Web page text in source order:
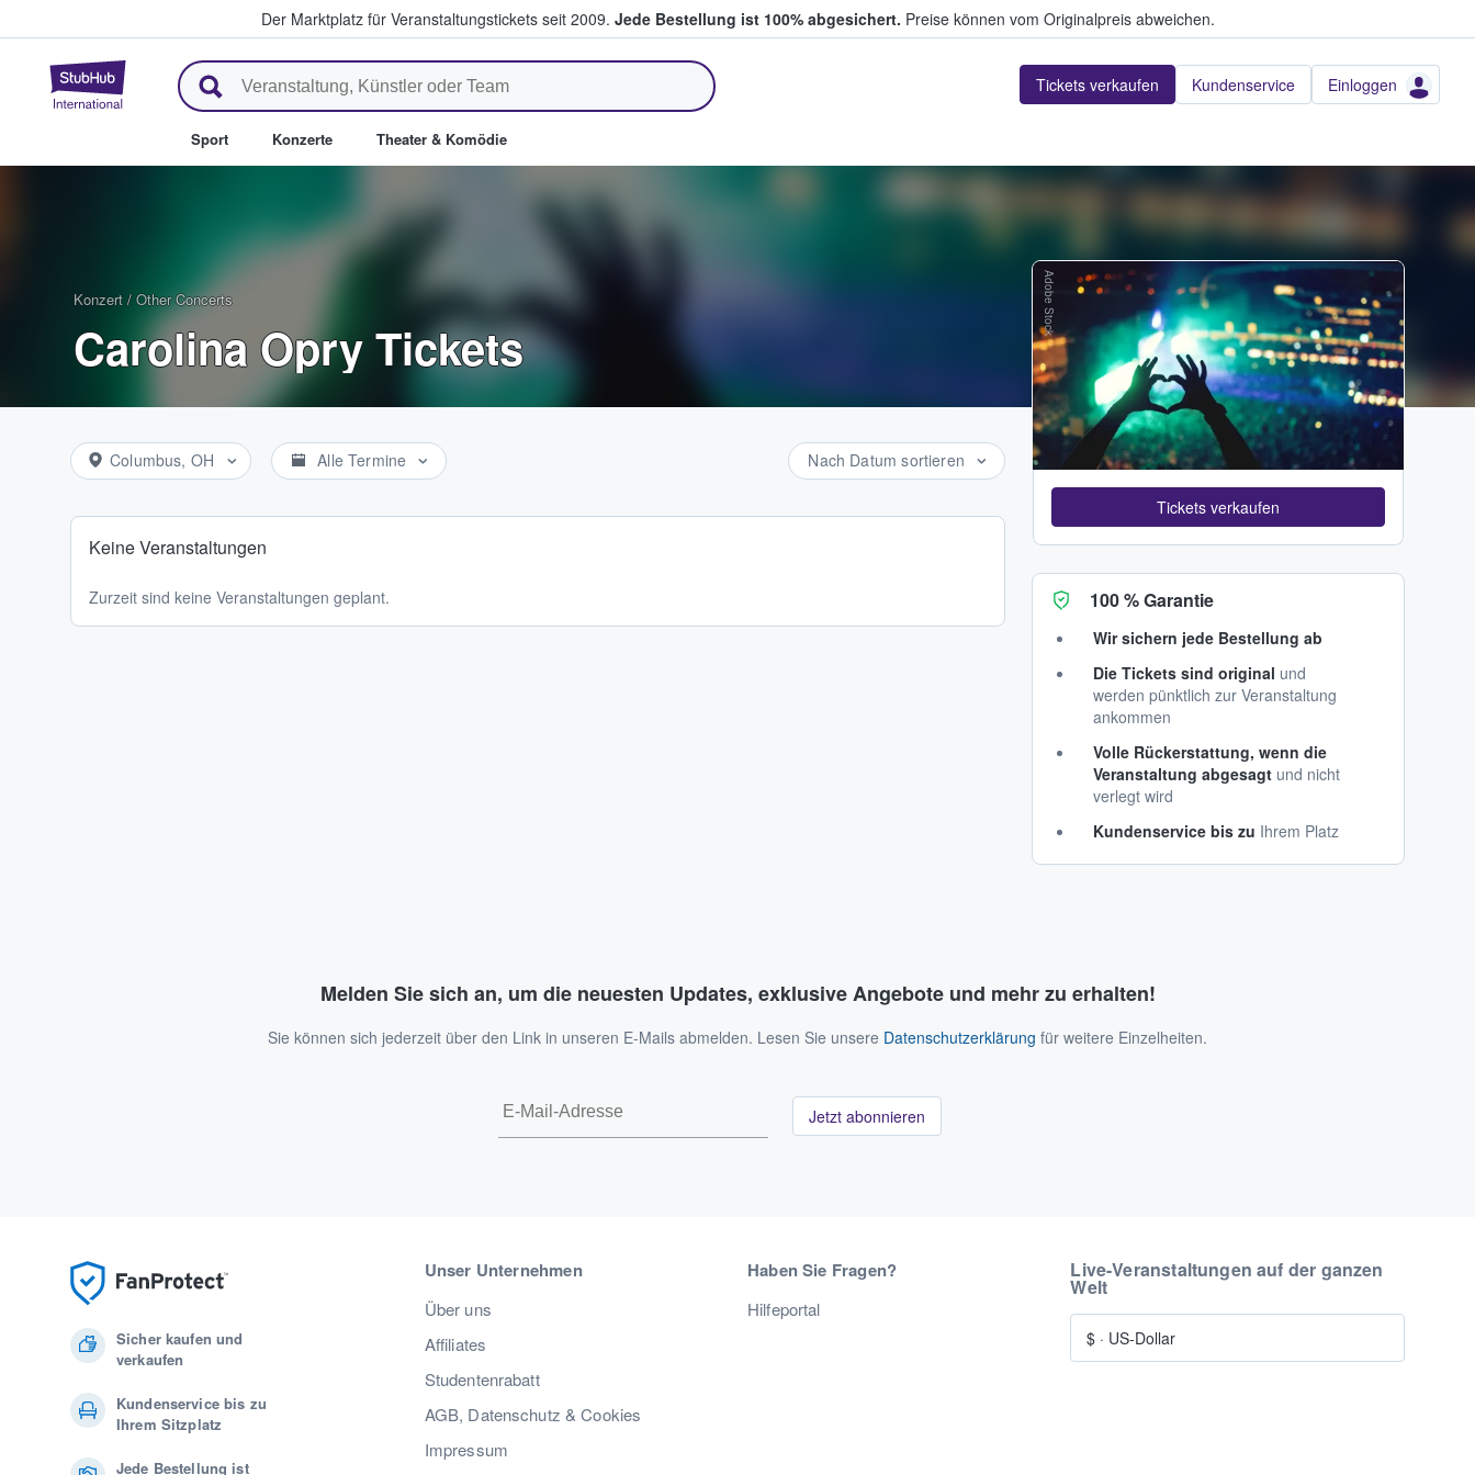
Der Marktplatz für Veranstaltungstickets seit 2009. Jede Bestellung ist 100% abgesichert. Preise können vom Originalpreis abweichen.
StubHub - Wo Fans Tickets kaufen & verkaufen Tickets verkaufen Kundenservice Einloggen
Sport Konzerte Theater & Komödie
Konzert / Other Concerts
Carolina Opry Tickets
Columbus, OH Alle Termine Nach Datum sortieren
Keine Veranstaltungen
Zurzeit sind keine Veranstaltungen geplant.
Adobe Stock
Tickets verkaufen
100 % Garantie
Wir sichern jede Bestellung ab
Die Tickets sind original und
werden pünktlich zur Veranstaltung
ankommen
Volle Rückerstattung, wenn die
Veranstaltung abgesagt und nicht
verlegt wird
Kundenservice bis zu Ihrem Platz
Melden Sie sich an, um die neuesten Updates, exklusive Angebote und mehr zu erhalten!
Sie können sich jederzeit über den Link in unseren E-Mails abmelden. Lesen Sie unsere Datenschutzerklärung für weitere Einzelheiten.
Jetzt abonnieren
Sicher kaufen und
verkaufen
Kundenservice bis zu
Ihrem Sitzplatz
Jede Bestellung ist
Unser Unternehmen
Über uns
Affiliates
Studentenrabatt
AGB, Datenschutz & Cookies
Impressum
Haben Sie Fragen?
Hilfeportal
Live-Veranstaltungen auf der ganzen
Welt
$ · US-Dollar